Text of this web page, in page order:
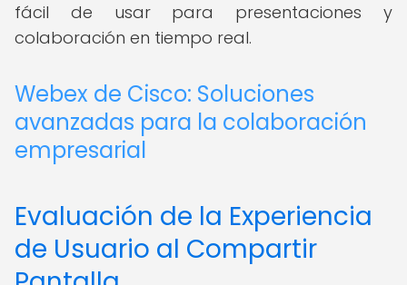
fácil de usar para presentaciones y
colaboración en tiempo real.
Webex de Cisco: Soluciones
avanzadas para la colaboración
empresarial
Evaluación de la Experiencia
de Usuario al Compartir